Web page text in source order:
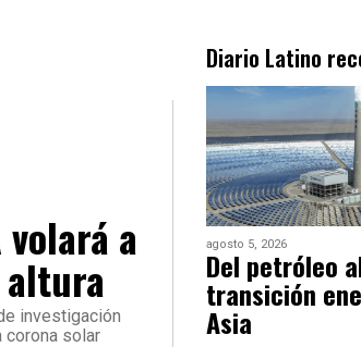
volará a
investigación
corona solar
Diario Latino
agosto 5, 2026
Del petróleo
transición
Asia